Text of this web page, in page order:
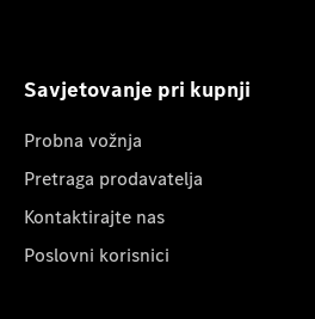
Savjetovanje pri kupnji
Probna vožnja
Pretraga prodavatelja
Kontaktirajte nas
Poslovni korisnici